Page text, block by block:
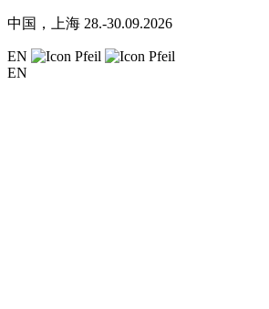
中国，上海 28.-30.09.2026
EN
EN